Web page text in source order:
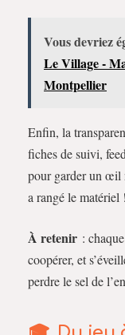
Vous devriez
Le Village -
Montpellier
Enfin, la
fiches de suivi,
pour garder un œil
a rangé le matériel
À retenir :
coopérer, et
perdre le sel de